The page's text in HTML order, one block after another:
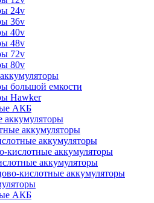
24v
36v
40v
48v
72v
80v
большой емкости
Hawker
АКБ
аккумуляторы
аккумуляторы
аккумуляторы
кислотные аккумуляторы
аккумуляторы
кислотные аккумуляторы
АКБ